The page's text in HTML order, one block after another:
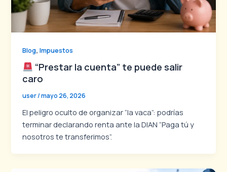
Blog,Impuestos
“Prestar la cuenta” te puede salir
caro
user/mayo 26, 2026
El peligro oculto de organizar “la vaca”: podrías
terminar declarando renta ante la DIAN “Paga tú y
nosotros te transferimos”.